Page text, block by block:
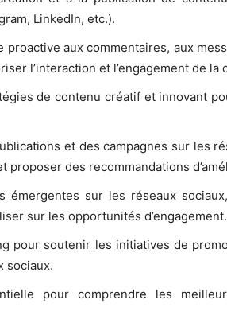
LinkedIn, etc.).
aux commentaires, aux
l’interaction et l’engagement de la
de contenu créatif et innovant
et des campagnes sur les
proposer des recommandations
émergentes sur les réseaux
sur les opportunités d’engagement.
pour soutenir les initiatives de
sociaux.
pour comprendre les